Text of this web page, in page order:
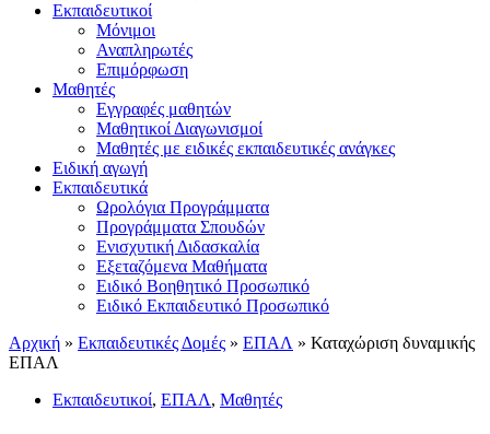
Εκπαιδευτικοί
Μόνιμοι
Αναπληρωτές
Επιμόρφωση
Μαθητές
Εγγραφές μαθητών
Μαθητικοί Διαγωνισμοί
Μαθητές με ειδικές εκπαιδευτικές ανάγκες
Ειδική αγωγή
Εκπαιδευτικά
Ωρολόγια Προγράμματα
Προγράμματα Σπουδών
Ενισχυτική Διδασκαλία
Εξεταζόμενα Μαθήματα
Ειδικό Βοηθητικό Προσωπικό
Ειδικό Εκπαιδευτικό Προσωπικό
Αρχική » Εκπαιδευτικές Δομές » ΕΠΑΛ » Καταχώριση δυναμικής
ΕΠΑΛ
Εκπαιδευτικοί, ΕΠΑΛ, Μαθητές